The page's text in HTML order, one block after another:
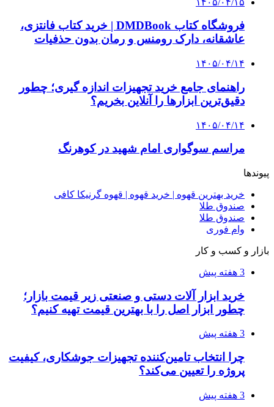
3 هفته پیش
از کجا تجهیزات ترافیکی باکیفیت بخریم؟ راهنمای
انتخاب بهترین فروشنده
4 هفته پیش
راه اندازی مرغداری؛ محاسبه هزینه، درآمد و سود با
طرح توجیهی
۱۴۰۵/۰۴/۱۵
فروشگاه کتاب DMDBook | خرید کتاب فانتزی،
عاشقانه، دارک رومنس و رمان بدون حذفیات
۱۴۰۵/۰۴/۱۴
راهنمای جامع خرید تجهیزات اندازه گیری؛ چطور
دقیق‌ترین ابزارها را آنلاین بخریم؟
۱۴۰۵/۰۴/۰۹
آربی نوا؛ راهکار هوشمند برای شناسایی
فرصت‌های آربیتراژ ارز دیجیتال
۱۴۰۵/۰۴/۰۶
محبوب شده است؟
۱۴۰۵/۰۳/۳۱